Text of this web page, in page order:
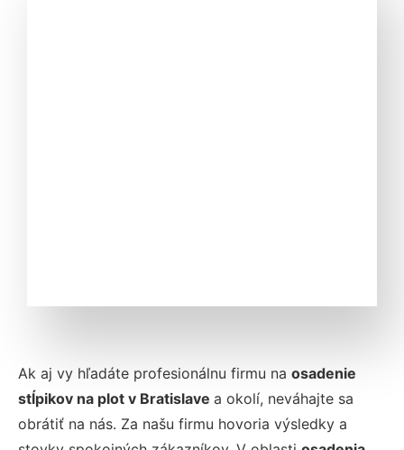
Ak aj vy hľadáte profesionálnu firmu na osadenie
stĺpikov na plot v Bratislave a okolí, neváhajte sa
obrátiť na nás. Za našu firmu hovoria výsledky a